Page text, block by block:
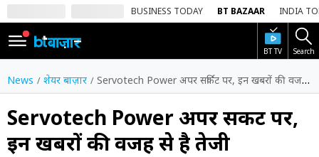
BUSINESS TODAY BT BAZAAR INDIA
BT TV Search
SIGN
IN
Dark
Mode
होम
News शेयर बाज़ार Servotech Power अपर सर्किट पर, इन खबरों की वजह से है तेजी
Servotech Power अपर सर्किट पर,
इन खबरों की वजह से है तेजी